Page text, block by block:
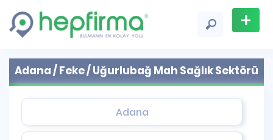
+
Ekle
Adana / Feke / Uğurlubağ Mah Sağlık Sektörü